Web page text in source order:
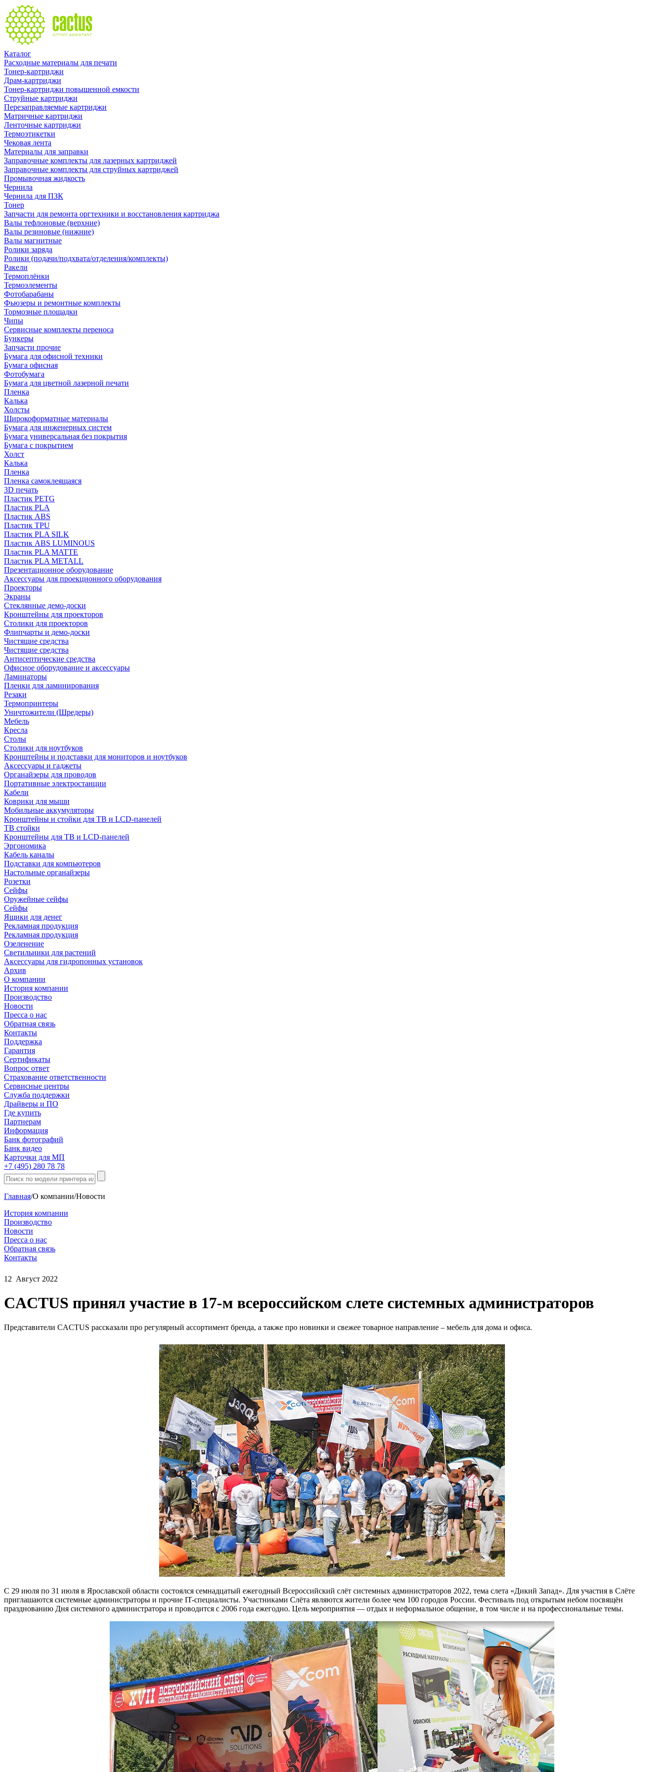
Каталог
Расходные материалы для печати
Тонер-картриджи
Драм-картриджи
Тонер-картриджи повышенной емкости
Струйные картриджи
Перезаправляемые картриджи
Матричные картриджи
Ленточные картриджи
Термоэтикетки
Чековая лента
Материалы для заправки
Заправочные комплекты для лазерных картриджей
Заправочные комплекты для струйных картриджей
Промывочная жидкость
Чернила
Чернила для ПЗК
Тонер
Запчасти для ремонта оргтехники и восстановления картриджа
Валы тефлоновые (верхние)
Валы резиновые (нижние)
Валы магнитные
Ролики заряда
Ролики (подачи/подхвата/отделения/комплекты)
Ракели
Термоплёнки
Термоэлементы
Фотобарабаны
Фьюзеры и ремонтные комплекты
Тормозные площадки
Чипы
Сервисные комплекты переноса
Бункеры
Запчасти прочие
Бумага для офисной техники
Бумага офисная
Фотобумага
Бумага для цветной лазерной печати
Пленка
Калька
Холсты
Широкоформатные материалы
Бумага для инженерных систем
Бумага универсальная без покрытия
Бумага с покрытием
Холст
Калька
Пленка
Пленка самоклеящаяся
3D печать
Пластик PETG
Пластик PLA
Пластик ABS
Пластик TPU
Пластик PLA SILK
Пластик ABS LUMINOUS
Пластик PLA MATTE
Пластик PLA METALL
Презентационное оборудование
Аксессуары для проекционного оборудования
Проекторы
Экраны
Стеклянные демо-доски
Кронштейны для проекторов
Столики для проекторов
Флипчарты и демо-доски
Чистящие средства
Чистящие средства
Антисептические средства
Офисное оборудование и аксессуары
Ламинаторы
Пленки для ламинирования
Резаки
Термопринтеры
Уничтожители (Шредеры)
Мебель
Кресла
Столы
Столики для ноутбуков
Кронштейны и подставки для мониторов и ноутбуков
Аксессуары и гаджеты
Органайзеры для проводов
Портативные электростанции
Кабели
Коврики для мыши
Мобильные аккумуляторы
Кронштейны и стойки для ТВ и LCD-панелей
ТВ стойки
Кронштейны для ТВ и LCD-панелей
Эргономика
Кабель каналы
Подставки для компьютеров
Настольные органайзеры
Розетки
Сейфы
Оружейные сейфы
Сейфы
Ящики для денег
Рекламная продукция
Рекламная продукция
Озеленение
Светильники для растений
Аксессуары для гидропонных установок
Архив
О компании
История компании
Производство
Новости
Пресса о нас
Обратная связь
Контакты
Поддержка
Гарантия
Сертификаты
Вопрос ответ
Страхование ответственности
Сервисные центры
Служба поддержки
Драйверы и ПО
Где купить
Партнерам
Информация
Банк фотографий
Банк видео
Карточки для МП
+7 (495) 280 78 78
Главная/О компании/Новости
История компании
Производство
Новости
Пресса о нас
Обратная связь
Контакты
12 Август 2022
CACTUS принял участие в 17-м всероссийском слете системных администраторов
Представители СACTUS рассказали про регулярный ассортимент бренда, а также про новинки и свежее товарное направление – мебель для дома и офиса.
С 29 июля по 31 июля в Ярославской области состоялся семнадцатый ежегодный Всероссийский слёт системных администраторов 2022, тема слета «Дикий Запад». Для участия в Слёте
приглашаются системные администраторы и прочие IT-специалисты. Участниками Слёта являются жители более чем 100 городов России. Фестиваль под открытым небом посвящён
празднованию Дня системного администратора и проводится с 2006 года ежегодно. Цель мероприятия — отдых и неформальное общение, в том числе и на профессиональные темы.